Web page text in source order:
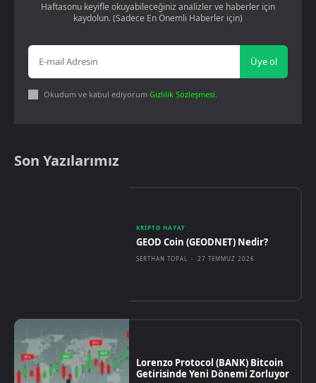
Haftasonu keyifle okuyabileceğiniz analizler ve haberler için
kaydolun. (Sadece En Önemli Haberler için)
Üye ol
Okudum ve kabul ediyorum Gizlilik Sözleşmesi.
Son Yazılarımız
KRIPTO HAYAT
GEOD Coin (GEODNET) Nedir?
SERTHAN TOPAL - 27 TEMMUZ 2026
Lorenzo Protocol (BANK) Bitcoin
Getirisinde Yeni Dönemi Zorluyor